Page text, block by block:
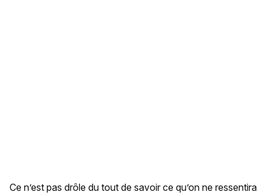
Ce n’est pas drôle du tout de savoir ce qu’on ne ressentira